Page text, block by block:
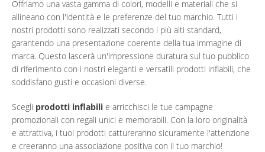
Offriamo una vasta gamma di colori, modelli e materiali che si
allineano con l'identità e le preferenze del tuo marchio. Tutti i
nostri prodotti sono realizzati secondo i più alti standard,
garantendo una presentazione coerente della tua immagine di
marca. Questo lascerà un'impressione duratura sul tuo pubblico
di riferimento con i nostri eleganti e versatili prodotti inflabili, che
soddisfano gusti e occasioni diverse.
Scegli prodotti inflabili e arricchisci le tue campagne
promozionali con regali unici e memorabili. Con la loro originalità
e attrattiva, i tuoi prodotti cattureranno sicuramente l'attenzione
e creeranno una associazione positiva con il tuo marchio!